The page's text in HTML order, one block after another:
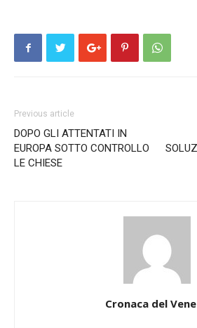
Previous article
DOPO GLI ATTENTATI IN
EUROPA SOTTO CONTROLLO
LE CHIESE
Cronaca del